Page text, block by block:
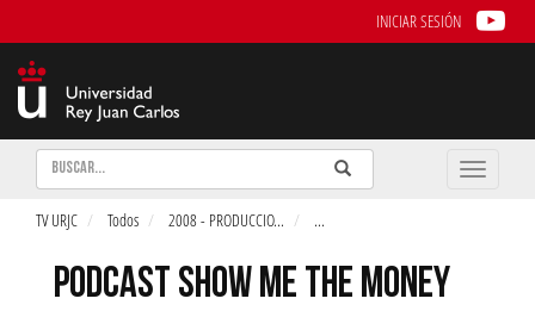
INICIAR SESIÓN
Buscar Enviar
Buscar
Toggle
TV URJC Todos 2008 - PRODUCCIO... ...
PODCAST SHOW ME THE MONEY